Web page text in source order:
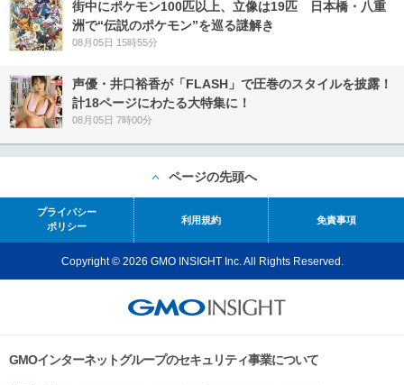
街中にポケモン100匹以上、立像は19匹 日本橋・八重
洲で“伝説のポケモン”を巡る謎解き
08月05日 15時55分
声優・井口裕香が「FLASH」で圧巻のスタイルを披露！
計18ページにわたる大特集に！
08月05日 7時00分
ページの先頭へ
プライバシー
ポリシー
利用規約 免責事項
Copyright © 2026 GMO INSIGHT Inc. All Rights Reserved.
GMOインターネットグループのセキュリティ事業について